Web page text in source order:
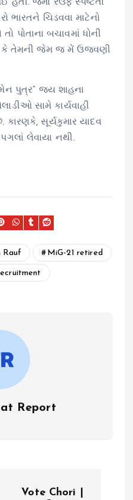
હતી. જેમાં રઉફે સ્પષ્ટતા
ભારતને ચિડવવા માટેનો
પોતાના બચાવમાં ધોની
કે તેમની જેમ જ મેં ઉજવણી
પુત્ર” જય શાહના
સામે કાર્યવાહી
કારણકે, સૂર્યકુમાર યાદવ
લેવાયા નથી.
Rauf MiG-21 retired
Report
Vote Chori |